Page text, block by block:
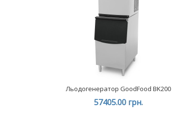
Льодогенератор GoodFood BK200
57405.00 грн.